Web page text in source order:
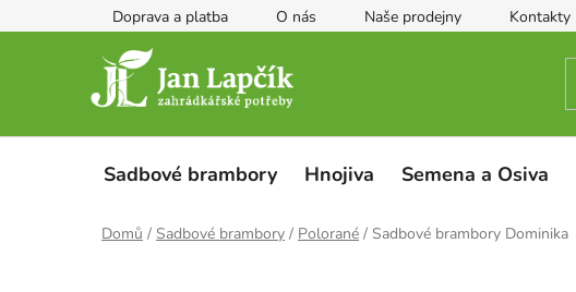
na
Doprava a platba O nás Naše prodejny Kontakty
Sadbové brambory Hnojiva Semena a Osiva
Domů / Sadbové brambory / Polorané / Sadbové brambory Dominika